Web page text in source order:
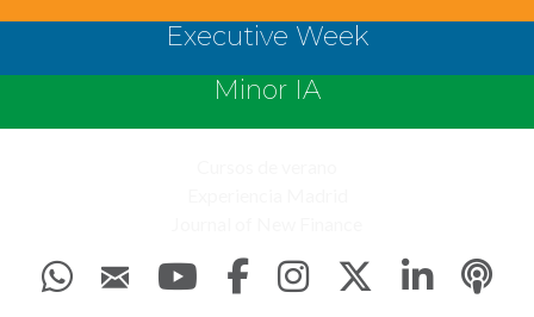
Executive Week
Minor IA